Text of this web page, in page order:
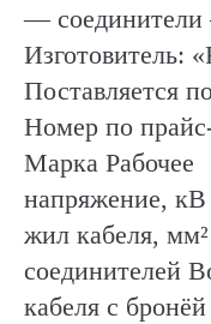
—
Изготовитель:
Поставляется
Номер по
Марка Рабочее
напряжение, кВ
жил кабеля,
соединителей
кабеля с бронёй